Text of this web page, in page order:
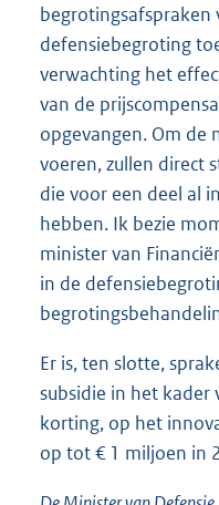
begrotingsafspraken
defensiebegroting
verwachting het
van de
opgevangen. Om de
voeren, zullen direct
die voor een deel al
hebben. Ik bezie
minister van
in de
Er is, ten slotte,
subsidie in het kader
korting, op het
op tot € 1 miljoen in